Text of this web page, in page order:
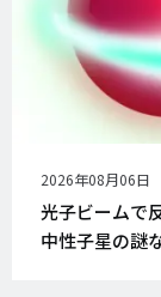
公
開
日
2026年08月06日
光子ビームで
中性子星の謎